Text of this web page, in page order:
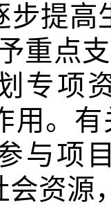
步提高
重点
专项
用。
与项
会资源